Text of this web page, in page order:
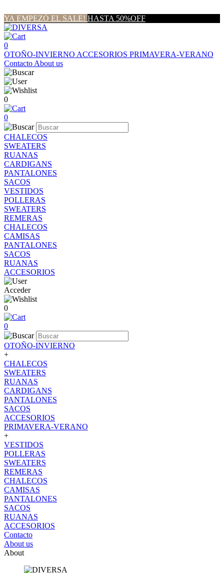
YA EMPEZÓ EL SALE! HASTA 50%OFF
0
OTOÑO-INVIERNO ACCESORIOS PRIMAVERA-VERANO
Contacto About us
0
0
CHALECOS
SWEATERS
RUANAS
CARDIGANS
PANTALONES
SACOS
VESTIDOS
POLLERAS
SWEATERS
REMERAS
CHALECOS
CAMISAS
PANTALONES
SACOS
RUANAS
ACCESORIOS
Acceder
0
0
OTOÑO-INVIERNO
+
CHALECOS
SWEATERS
RUANAS
CARDIGANS
PANTALONES
SACOS
ACCESORIOS
PRIMAVERA-VERANO
+
VESTIDOS
POLLERAS
SWEATERS
REMERAS
CHALECOS
CAMISAS
PANTALONES
SACOS
RUANAS
ACCESORIOS
Contacto
About us
About